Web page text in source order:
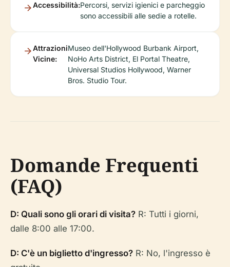
Accessibilità:Percorsi, servizi igienici e parcheggio
sono accessibili alle sedie a rotelle.
Attrazioni
Vicine:
Museo dell'Hollywood Burbank Airport,
NoHo Arts District, El Portal Theatre,
Universal Studios Hollywood, Warner
Bros. Studio Tour.
Domande Frequenti
(FAQ)
D: Quali sono gli orari di visita? R: Tutti i giorni,
dalle 8:00 alle 17:00.
D: C'è un biglietto d'ingresso? R: No, l'ingresso è